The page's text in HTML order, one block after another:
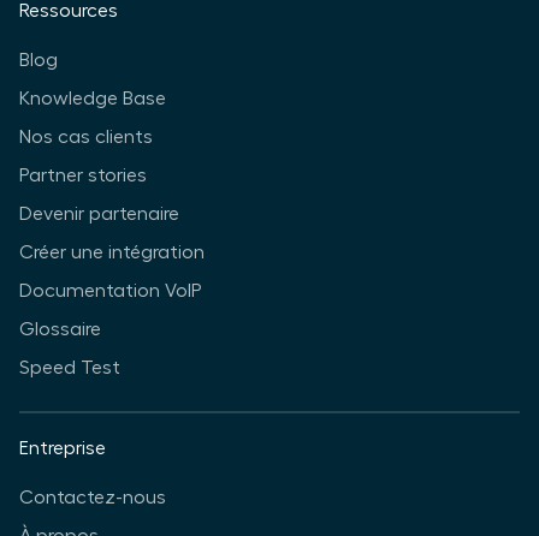
Ressources
Blog
Knowledge Base
Nos cas clients
Partner stories
Devenir partenaire
Créer une intégration
Documentation VoIP
Glossaire
Speed Test
Entreprise
Contactez-nous